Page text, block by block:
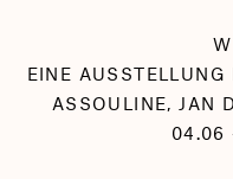
EINE
ASSOULINE, JAN
04.06